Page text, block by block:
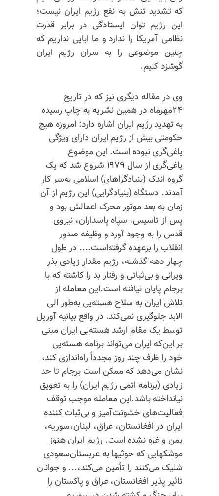
که تشدید تنش به نفع رژیم ایران نیست؛
این رژیم توان ایستادگی در برابر قدرت
نظامی آمریکا را ندارد و ما ابایی نداریم که
چنین موضوعی را به سران رژیم ایران
گوشزد کنیم.
وی در مقاله دیگری نیز که در تاریخ
۲۴مهرماه در همین نشریه به چاپ رسیده
به تهدید رژیم ایران اشاره دارد: امروزه هیچ
حکومتی بیش از رژیم ایران دارای ویژگی
یاغی‌گری نبوده است. این موضوع
یاغی‌گری از سال ۱۹۷۹ شروع شد که یک
گروه اندک (بنیادگراهای) اسلامی به‌سر کار
آمدند. دستگاه (بنیادگرایی) این رژیم از آن
زمان به بعد موتور محرک اعمالش بود و
پس از تاسیس، سپاه پاسداران، نیروی
قدس را به وجود آورد و وظیفه صدور
انقلاب را برعهده گرفته‌است.... در طول
چهار دهه گذشته، رژیم مقدار زیادی بذر
ویرانی و بی‌ثباتی و رفتار بد را کاشته که با
برجام پایان نیافته است.این معامله از
تلاش ایران به سلاح هسته‌یی به‌طور الی
الابد جلوگیری نمی‌کند. در واقع بیانیه آوریل
توسط یک مقام ارشد هسته‌یی ایران مبنی
بر این‌که ایران می‌تواند برنامه هسته‌یی
خود را ظرف چند روز مجدداً راه‌اندازی کند،
نشان می‌دهد که ممکن است برجام تا حد
زیادی (برنامه اتمی رژیم ایران) را به تعویق
نیانداخته باشد.این معامله موجب توقف
فعالیت‌های خشونت‌آمیز و بی‌ثبات کننده
ایران در افغانستان، عراق، لبنان،سوریه،
یمن و غزه نشده است. رژیم ایران هنوز
موشکهایی که حوثیها به عربستان‌سعودی
شلیک می‌کنند را تأمین می‌کند،... و جوانان
تاثیر پذیر افغانستان، عراق و پاکستان را